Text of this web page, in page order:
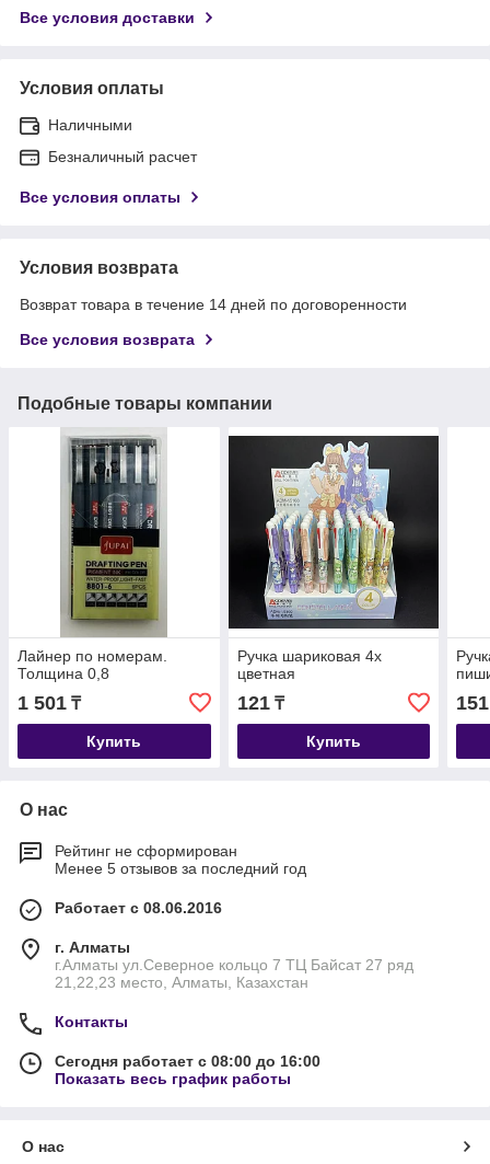
Все условия доставки
Условия оплаты
Наличными
Безналичный расчет
Все условия оплаты
Условия возврата
Возврат товара в течение 14 дней по договоренности
Все условия возврата
Подобные товары компании
Лайнер по номерам.
Толщина 0,8
1 501 ₸
Купить
Ручка шариковая 4х
цветная
121₸
Купить
151
О нас
Рейтинг не сформирован
Менее 5 отзывов за последний год
Работает с 08.06.2016
г. Алматы
г.Алматы ул.Северное кольцо 7 ТЦ Байсат 27 ряд
21,22,23 место, Алматы, Казахстан
Контакты
Сегодня работает с 08:00 до 16:00
Показать весь график работы
О нас